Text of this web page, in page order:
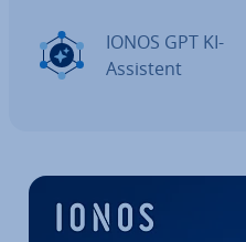
IONOS GPT KI-
Assistent